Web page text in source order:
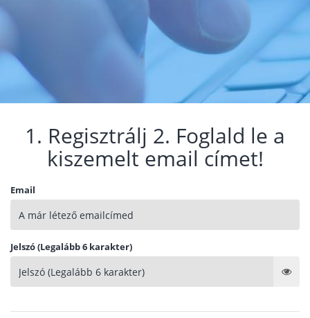
1. Regisztrálj 2. Foglald le a
kiszemelt email címet!
Email
Jelszó (Legalább 6 karakter)